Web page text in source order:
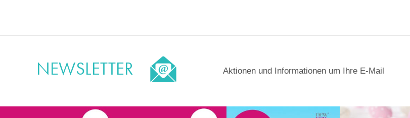
NEWSLETTER Aktionen und Informationen um Ihre E-Mail